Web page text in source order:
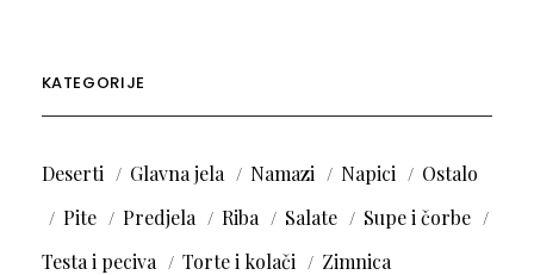
KATEGORIJE
Deserti Glavna jela Namazi Napici
Ostalo
Pite
Predjela Riba Salate
Supe i čorbe
Testa i peciva
Torte i kolači Zimnica